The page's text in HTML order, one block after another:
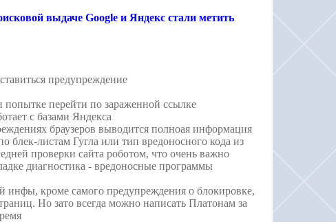
выдаче Google и Яндекс стали метить
предупреждение
попытке перейти по зараженной ссылке
с базами Яндекса
браузеров выводится полноая информация
блек-листам Гугла или тип вредоносного кода из
проверки сайта роботом, что очень важно
диагностика - вредоносные программы
инфы, кроме самого предупреждения о блокировке,
Но зато всегда можно написать Платонам за